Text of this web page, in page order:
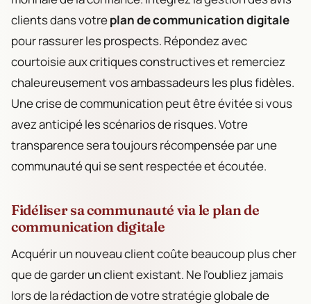
clients dans votreplan de communication digitale
pour rassurer les prospects. Répondez avec
courtoisie aux critiques constructives et remerciez
chaleureusement vos ambassadeurs les plus fidèles.
Une crise de communication peut être évitée si vous
avez anticipé les scénarios de risques. Votre
transparence sera toujours récompensée par une
communauté qui se sent respectée et écoutée.
Fidéliser sa communauté via le plan de
communication digitale
Acquérir un nouveau client coûte beaucoup plus cher
que de garder un client existant. Ne l’oubliez jamais
lors de la rédaction de votre stratégie globale de